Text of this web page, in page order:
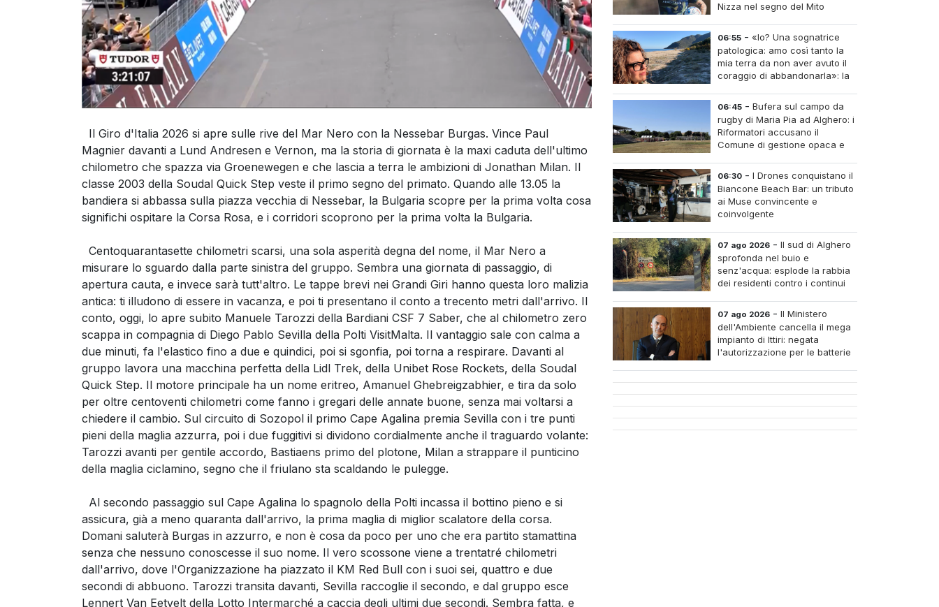
Il Giro d'Italia 2026 si apre sulle rive del Mar Nero con la Nessebar Burgas. Vince Paul
Magnier davanti a Lund Andresen e Vernon, ma la storia di giornata è la maxi caduta dell'ultimo
chilometro che spazza via Groenewegen e che lascia a terra le ambizioni di Jonathan Milan. Il
classe 2003 della Soudal Quick Step veste il primo segno del primato. Quando alle 13.05 la
bandiera si abbassa sulla piazza vecchia di Nessebar, la Bulgaria scopre per la prima volta cosa
significhi ospitare la Corsa Rosa, e i corridori scoprono per la prima volta la Bulgaria.
Centoquarantasette chilometri scarsi, una sola asperità degna del nome, il Mar Nero a
misurare lo sguardo dalla parte sinistra del gruppo. Sembra una giornata di passaggio, di
apertura cauta, e invece sarà tutt'altro. Le tappe brevi nei Grandi Giri hanno questa loro malizia
antica: ti illudono di essere in vacanza, e poi ti presentano il conto a trecento metri dall'arrivo. Il
conto, oggi, lo apre subito Manuele Tarozzi della Bardiani CSF 7 Saber, che al chilometro zero
scappa in compagnia di Diego Pablo Sevilla della Polti VisitMalta. Il vantaggio sale con calma a
due minuti, fa l'elastico fino a due e quindici, poi si sgonfia, poi torna a respirare. Davanti al
gruppo lavora una macchina perfetta della Lidl Trek, della Unibet Rose Rockets, della Soudal
Quick Step. Il motore principale ha un nome eritreo, Amanuel Ghebreigzabhier, e tira da solo
per oltre centoventi chilometri come fanno i gregari delle annate buone, senza mai voltarsi a
chiedere il cambio. Sul circuito di Sozopol il primo Cape Agalina premia Sevilla con i tre punti
pieni della maglia azzurra, poi i due fuggitivi si dividono cordialmente anche il traguardo volante:
Tarozzi avanti per gentile accordo, Bastiaens primo del plotone, Milan a strappare il punticino
della maglia ciclamino, segno che il friulano sta scaldando le pulegge.
Al secondo passaggio sul Cape Agalina lo spagnolo della Polti incassa il bottino pieno e si
assicura, già a meno quaranta dall'arrivo, la prima maglia di miglior scalatore della corsa.
Domani saluterà Burgas in azzurro, e non è cosa da poco per uno che era partito stamattina
senza che nessuno conoscesse il suo nome. Il vero scossone viene a trentatré chilometri
dall'arrivo, dove l'Organizzazione ha piazzato il KM Red Bull con i suoi sei, quattro e due
secondi di abbuono. Tarozzi transita davanti, Sevilla raccoglie il secondo, e dal gruppo esce
Lennert Van Eetvelt della Lotto Intermarché a caccia degli ultimi due secondi. Sembra fatta, e
Nizza nel segno del Mito
06:55 - «Io? Una sognatrice
patologica: amo così tanto la
mia terra da non aver avuto il
coraggio di abbandonarla»: la
06:45 - Bufera sul campo da
rugby di Maria Pia ad Alghero: i
Riformatori accusano il
Comune di gestione opaca e
06:30 - I Drones conquistano il
Biancone Beach Bar: un tributo
ai Muse convincente e
coinvolgente
07 ago 2026 - Il sud di Alghero
sprofonda nel buio e
senz'acqua: esplode la rabbia
dei residenti contro i continui
07 ago 2026 - Il Ministero
dell'Ambiente cancella il mega
impianto di Ittiri: negata
l'autorizzazione per le batterie